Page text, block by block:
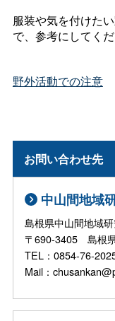
服装や気を付けた
で、参考にしてくだ
野外活動での注意
お問い合わせ先
中山間地域
島根県中山間地域
〒690-3405 島根
TEL：0854-76-
Mail：